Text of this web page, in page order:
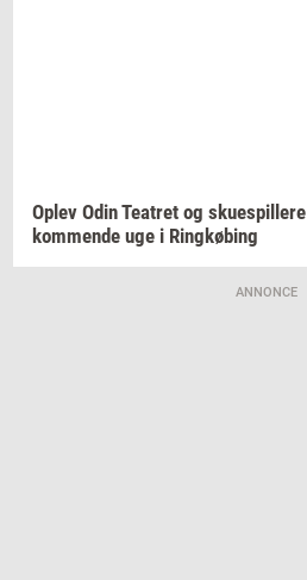
Oplev OdinTe­a­tret og sku­e­spil­le­re
kom­men­de uge i Ring­kø­bing
ANNONCE